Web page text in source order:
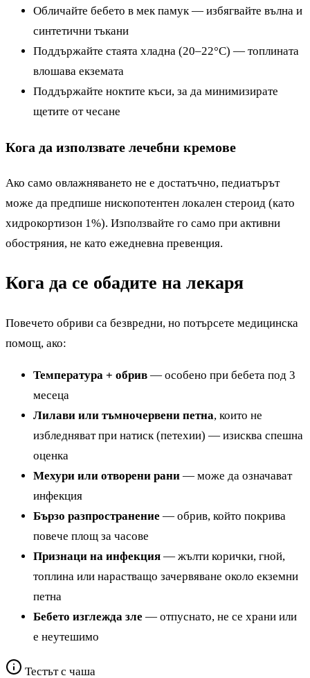
Обличайте бебето в мек памук — избягвайте вълна и
синтетични тъкани
Поддържайте стаята хладна (20–22°C) — топлината
влошава екземата
Поддържайте ноктите къси, за да минимизирате
щетите от чесане
Кога да използвате лечебни кремове
Ако само овлажняването не е достатъчно, педиатърът
може да предпише нископотентен локален стероид (като
хидрокортизон 1%). Използвайте го само при активни
обостряния, не като ежедневна превенция.
Кога да се обадите на лекаря
Повечето обриви са безвредни, но потърсете медицинска
помощ, ако:
Температура + обрив — особено при бебета под 3
месеца
Лилави или тъмночервени петна, които не
избледняват при натиск (петехии) — изисква спешна
оценка
Мехури или отворени рани — може да означават
инфекция
Бързо разпространение — обрив, който покрива
повече площ за часове
Признаци на инфекция — жълти корички, гной,
топлина или нарастващо зачервяване около екземни
петна
Бебето изглежда зле — отпуснато, не се храни или
е неутешимо
Тестът с чаша